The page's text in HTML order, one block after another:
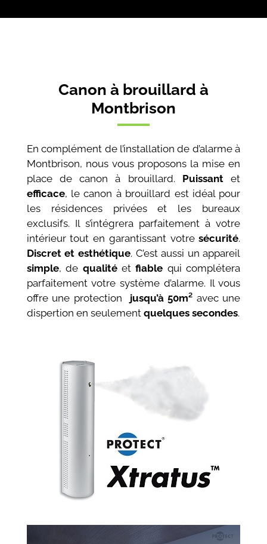
Canon à brouillard à
Montbrison
En complément de l’installation de d’alarme à
Montbrison, nous vous proposons la mise en
place de canon à brouillard. Puissantet
efficace, le canon à brouillard est idéal pour
les résidences privées et les bureaux
exclusifs. Il s’intégrera parfaitement à votre
intérieur tout en garantissant votresécurité.
Discret et esthétique. C’est aussi un appareil
simple, de qualitéetfiable qui complétera
parfaitement votre système d’alarme. Il vous
offre une protection jusqu’à 50m² avec une
dispertion en seulement quelques secondes.